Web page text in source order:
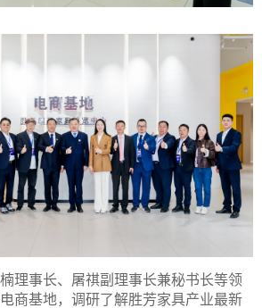
理事长、屠祺副理事长兼秘书长等领
商基地，调研了解胜芳家具产业最新